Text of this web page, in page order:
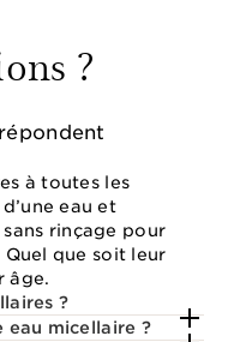
?
à toutes les
eau et
rinçage pour
que soit leur
âge.
?
eau micellaire ?